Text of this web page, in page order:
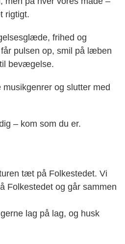
rigtigt.
frihed og
pulsen op, smil på læben
bevægelse.
og slutter med
– kom som du er.
tæt på Folkestedet. Vi
Folkestedet og går sammen
lag på lag, og husk